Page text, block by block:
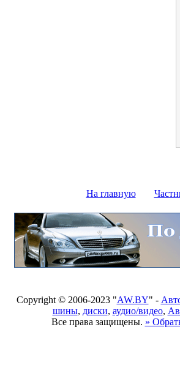
На главную
Copyright © 2006-2023 "AW.BY" -
шины, диски, аудио/видео,
Все права защищены. »